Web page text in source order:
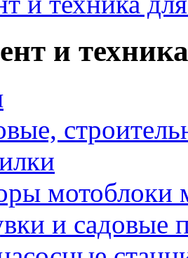
и
мотоблоки
и садовые